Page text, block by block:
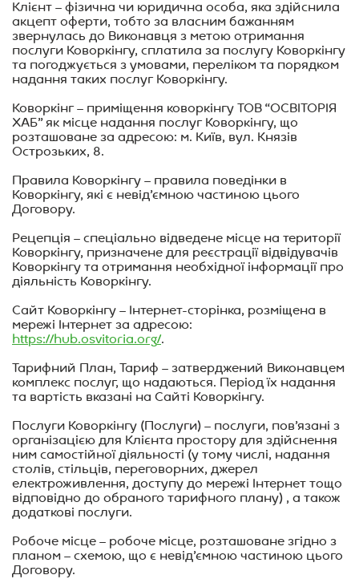
Клієнт – фізична чи юридична особа, яка здійснила
акцепт оферти, тобто за власним бажанням
звернулась до Виконавця з метою отримання
послуги Коворкінгу, сплатила за послугу Коворкінгу
та погоджується з умовами, переліком та порядком
надання таких послуг Коворкінгу.
Коворкінг – приміщення коворкінгу ТОВ “ОСВІТОРІЯ
ХАБ” як місце надання послуг Коворкінгу, що
розташоване за адресою: м. Київ, вул. Князів
Острозьких, 8.
Правила Коворкінгу – правила поведінки в
Коворкінгу, які є невід’ємною частиною цього
Договору.
Рецепція – спеціально відведене місце на території
Коворкінгу, призначене для реєстрації відвідувачів
Коворкінгу та отримання необхідної інформації про
діяльність Коворкінгу.
Сайт Коворкінгу – Інтернет-сторінка, розміщена в
мережі Інтернет за адресою:
https://hub.osvitoria.org/.
Тарифний План, Тариф – затверджений Виконавцем
комплекс послуг, що надаються. Період їх надання
та вартість вказані на Сайті Коворкінгу.
Послуги Коворкінгу (Послуги) – послуги, пов’язані з
організацією для Клієнта простору для здійснення
ним самостійної діяльності (у тому числі, надання
столів, стільців, переговорних, джерел
електроживлення, доступу до мережі Інтернет тощо
відповідно до обраного тарифного плану) , а також
додаткові послуги.
Робоче місце – робоче місце, розташоване згідно з
планом – схемою, що є невід’ємною частиною цього
Договору.